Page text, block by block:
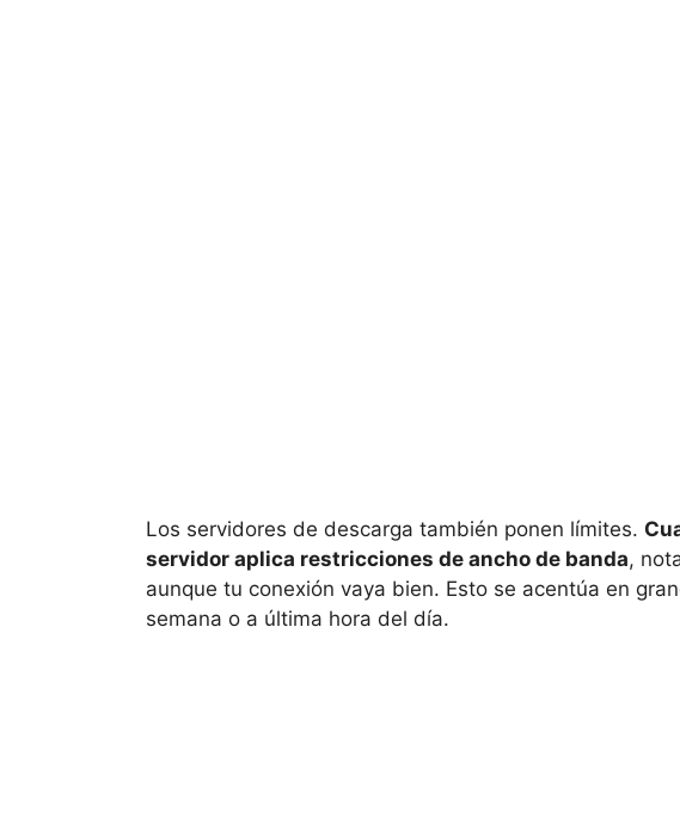
Los servidores de descarga también ponen límites.
servidor aplica restricciones de ancho de banda,
aunque tu conexión vaya bien. Esto se acentúa en
semana o a última hora del día.